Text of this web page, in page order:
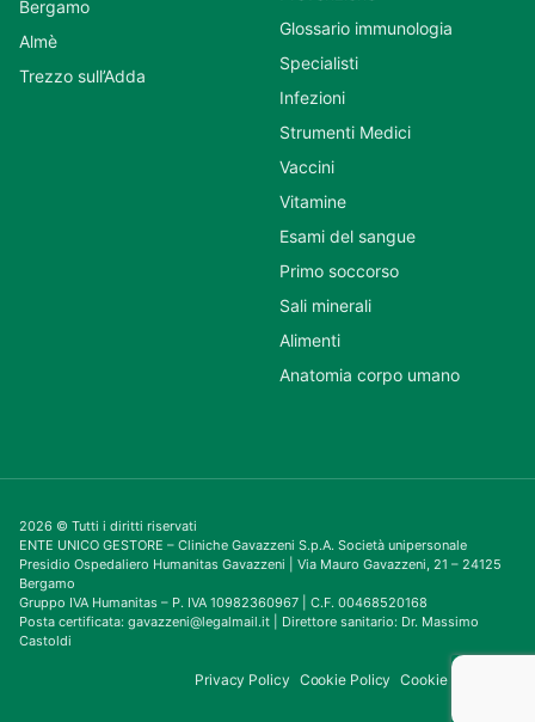
Bergamo
Almè
Trezzo sull’Adda
Glossario immunologia
Specialisti
Infezioni
Strumenti Medici
Vaccini
Vitamine
Esami del sangue
Primo soccorso
Sali minerali
Alimenti
Anatomia corpo umano
2026 © Tutti i diritti riservati
ENTE UNICO GESTORE – Cliniche Gavazzeni S.p.A. Società unipersonale
Presidio Ospedaliero Humanitas Gavazzeni | Via Mauro Gavazzeni, 21 – 24125
Bergamo
Gruppo IVA Humanitas – P. IVA 10982360967 | C.F. 00468520168
Posta certificata: gavazzeni@legalmail.it | Direttore sanitario: Dr. Massimo
Castoldi
Privacy Policy Cookie Policy Cookie Consent